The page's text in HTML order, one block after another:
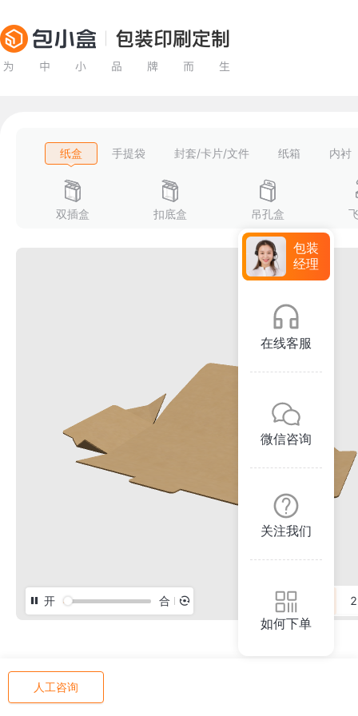
纸盒 手提袋 封套/卡片/文件 纸箱 内衬
双插盒 扣底盒 吊孔盒
开 合
人工咨询
包装
经理
在线客服
微信咨询
关注我们
如何下单